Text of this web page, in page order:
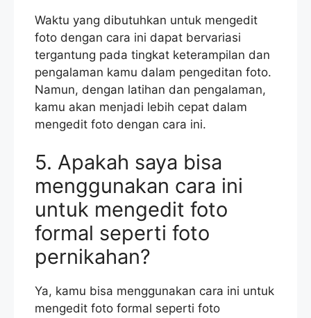
Waktu yang dibutuhkan untuk mengedit
foto dengan cara ini dapat bervariasi
tergantung pada tingkat keterampilan dan
pengalaman kamu dalam pengeditan foto.
Namun, dengan latihan dan pengalaman,
kamu akan menjadi lebih cepat dalam
mengedit foto dengan cara ini.
5. Apakah saya bisa
menggunakan cara ini
untuk mengedit foto
formal seperti foto
pernikahan?
Ya, kamu bisa menggunakan cara ini untuk
mengedit foto formal seperti foto